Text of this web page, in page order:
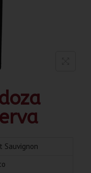
Sauvignon